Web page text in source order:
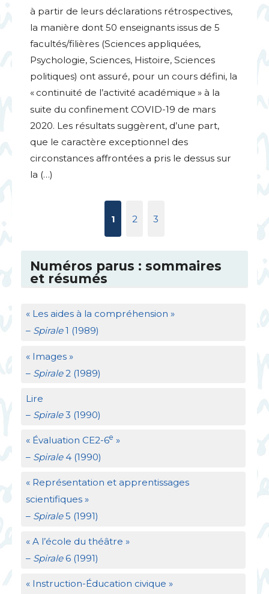
à partir de leurs déclarations rétrospectives,
la manière dont 50 enseignants issus de 5
facultés/filières (Sciences appliquées,
Psychologie, Sciences, Histoire, Sciences
politiques) ont assuré, pour un cours défini, la
« continuité de l’activité académique » à la
suite du confinement COVID-19 de mars
2020. Les résultats suggèrent, d’une part,
que le caractère exceptionnel des
circonstances affrontées a pris le dessus sur
la (…)
1 2 3
Numéros parus : sommaires
et résumés
« Les aides à la compréhension »
– Spirale1 (1989)
« Images »
– Spirale2 (1989)
Lire
– Spirale3 (1990)
« Évaluation CE2-6e »
– Spirale4 (1990)
« Représentation et apprentissages
scientifiques »
– Spirale5 (1991)
« A l’école du théâtre »
– Spirale6 (1991)
« Instruction-Éducation civique »